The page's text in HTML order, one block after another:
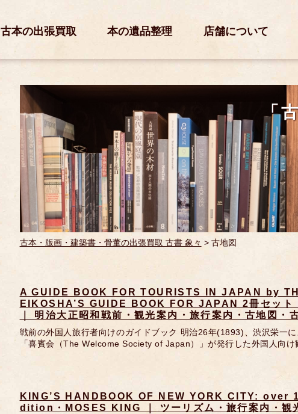
古本の出張買取 本の遺品整理 店舗について
「
古本・版画・建築書・骨董の出張買取 古書 象々 > 古地図
A GUIDE BOOK FOR TOURISTS IN JAPAN by
EIKOSHA’S GUIDE BOOK FOR JAPAN 2冊セット
｜ 明治大正昭和戦前・観光案内・旅行案内・古地図・
戦前の外国人旅行者向けのガイドブック 明治26年(1893)、渋沢栄一
「喜賓会（The Welcome Society of Japan）」が発行した外国人向
KING’S HANDBOOK OF NEW YORK CITY:
dition・MOSES KING ｜ ツーリズム・旅行案内・観